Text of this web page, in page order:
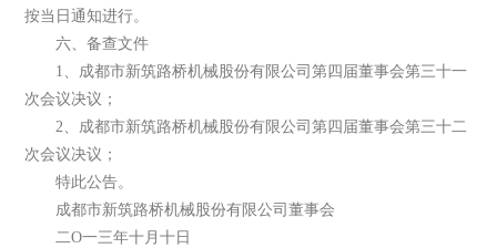
按当日通知进行。
六、备查文件
1、成都市新筑路桥机械股份有限公司第四届董事会第三十一
次会议决议；
2、成都市新筑路桥机械股份有限公司第四届董事会第三十二
次会议决议；
特此公告。
成都市新筑路桥机械股份有限公司董事会
二O一三年十月十日